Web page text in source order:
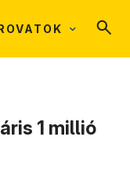
1 millió